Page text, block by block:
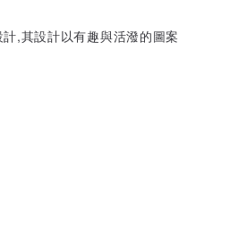
,其設計以有趣與活潑的圖案